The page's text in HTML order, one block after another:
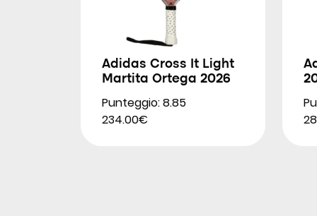
Adidas Cross It Light
Martita Ortega 2026
Punteggio: 8.85
234.00€